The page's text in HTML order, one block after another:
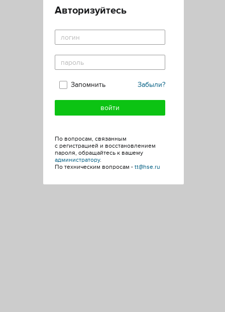
Авторизуйтесь
Забыли?
Запомнить
По вопросам, связанным
с регистрацией и восстановлением
пароля, обращайтесь к вашему
администратору.
По техническим вопросам - tt@hse.ru